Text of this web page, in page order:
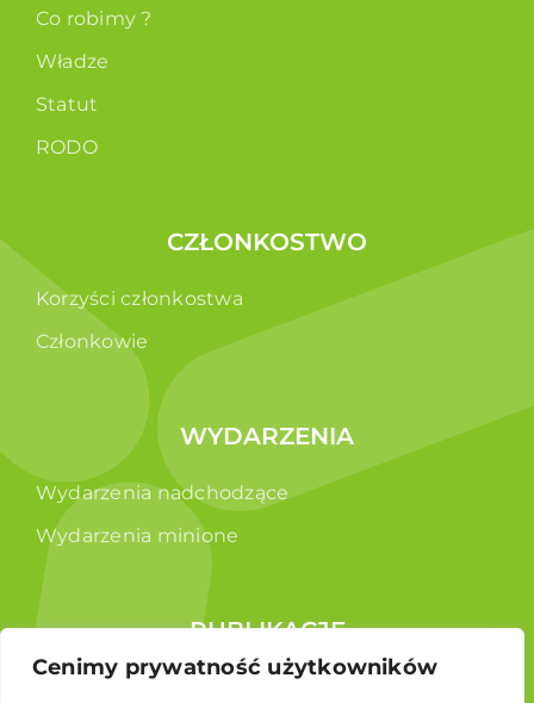
Cenimy prywatność użytkowników
Co robimy ?
Władze
Statut
RODO
CZŁONKOSTWO
Korzyści członkostwa
Członkowie
WYDARZENIA
Wydarzenia nadchodzące
Wydarzenia minione
PUBLIKACJE
Raporty